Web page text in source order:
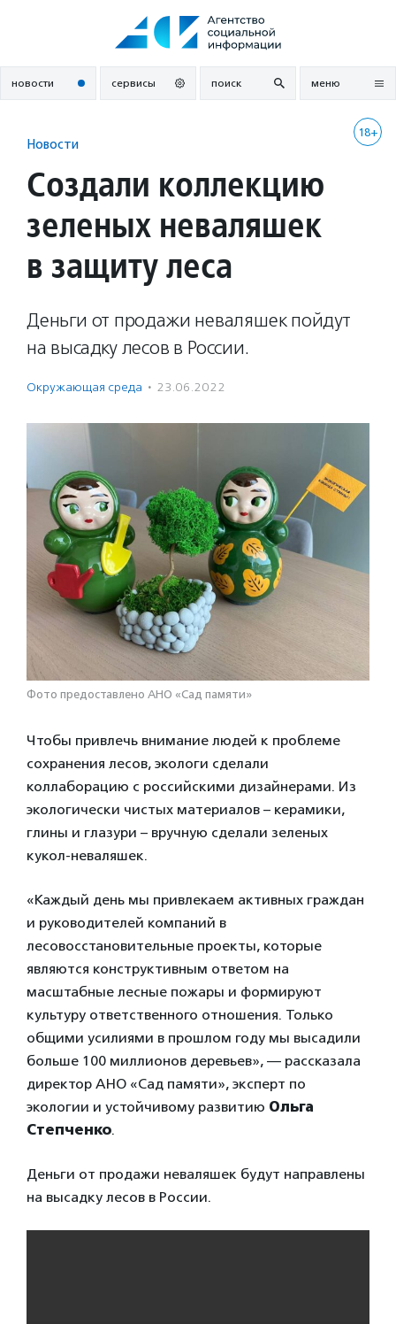
новости сервисы поиск меню
18+
Новости
Создали коллекцию
зеленых неваляшек
в защиту леса
Деньги от продажи неваляшек пойдут
на высадку лесов в России.
Окружающая среда · 23.06.2022
Фото предоставлено АНО «Сад памяти»
Чтобы привлечь внимание людей к проблеме
сохранения лесов, экологи сделали
коллаборацию с российскими дизайнерами. Из
экологически чистых материалов – керамики,
глины и глазури – вручную сделали зеленых
кукол-неваляшек.
«Каждый день мы привлекаем активных граждан
и руководителей компаний в
лесовосстановительные проекты, которые
являются конструктивным ответом на
масштабные лесные пожары и формируют
культуру ответственного отношения. Только
общими усилиями в прошлом году мы высадили
больше 100 миллионов деревьев», — рассказала
директор АНО «Сад памяти», эксперт по
экологии и устойчивому развитию Ольга
Степченко.
Деньги от продажи неваляшек будут направлены
на высадку лесов в России.